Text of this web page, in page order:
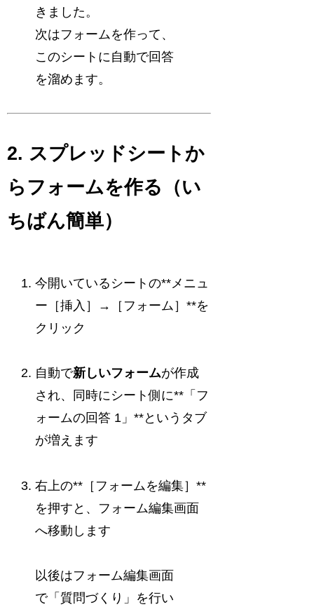
きました。
次はフォームを作って、
このシートに自動で回答
を溜めます。
2. スプレッドシートか
らフォームを作る（い
ちばん簡単）
今開いているシートの**メニュ
ー［挿入］→［フォーム］**を
クリック
自動で新しいフォームが作成
され、同時にシート側に**「フ
ォームの回答 1」**というタブ
が増えます
右上の**［フォームを編集］**
を押すと、フォーム編集画面
へ移動します
以後はフォーム編集画面
で「質問づくり」を行い